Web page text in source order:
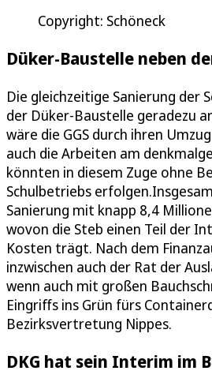
Copyright: Schöneck
Düker-Baustelle neben
Die gleichzeitige Sanierung der
der Düker-Baustelle geradezu
wäre die GGS durch ihren
auch die Arbeiten am
könnten in diesem Zuge ohne
Schulbetriebs
Sanierung mit knapp 8,4
wovon die Steb einen Teil der
Kosten trägt. Nach dem
inzwischen auch der Rat der
wenn auch mit großen
Eingriffs ins Grün fürs
Bezirksvertretung Nippes.
DKG hat sein Interim im